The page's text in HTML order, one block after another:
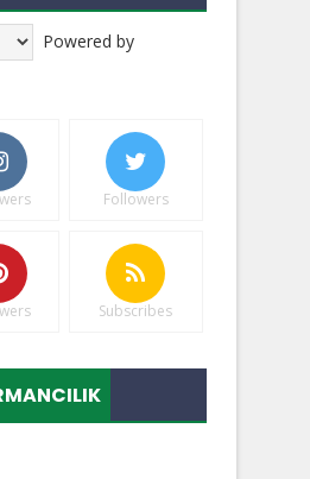
Powered by
Followers
Subscribes